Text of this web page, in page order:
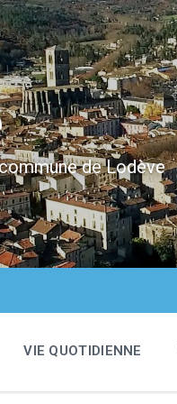
de Lodève
VIE QUOTIDIENNE